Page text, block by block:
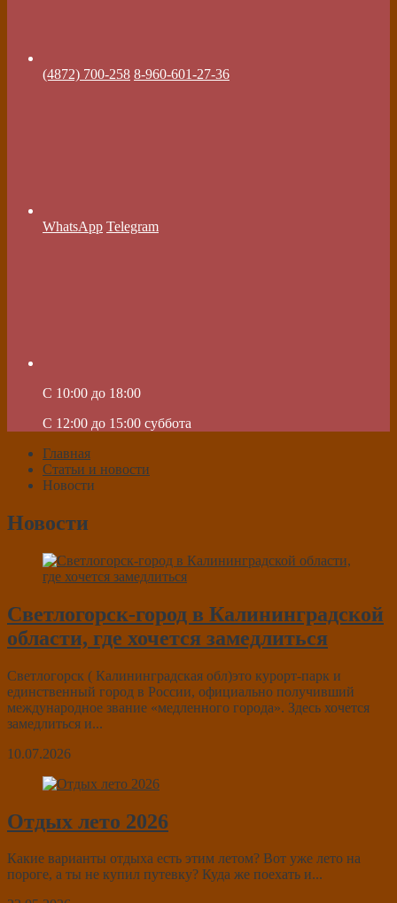
(4872) 700-258 8-960-601-27-36
WhatsApp Telegram
C 10:00 до 18:00
C 12:00 до 15:00 суббота
Главная
Статьи и новости
Новости
Новости
Светлогорск-город в Калининградской
области, где хочется замедлиться
Светлогорск ( Калининградская обл)это курорт-парк и
единственный город в России, официально получивший
международное звание «медленного города». Здесь хочется
замедлиться и...
10.07.2026
Отдых лето 2026
Какие варианты отдыха есть этим летом? Вот уже лето на
пороге, а ты не купил путевку? Куда же поехать и...